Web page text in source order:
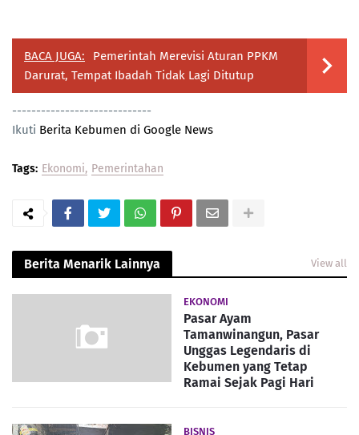
BACA JUGA:
Pemerintah Merevisi Aturan PPKM
Darurat, Tempat Ibadah Tidak Lagi Ditutup
-----------------------------
Ikuti Berita Kebumen di Google News
Tags: Ekonomi Pemerintahan
Berita Menarik Lainnya View all
EKONOMI
Pasar Ayam
Tamanwinangun, Pasar
Unggas Legendaris di
Kebumen yang Tetap
Ramai Sejak Pagi Hari
BISNIS